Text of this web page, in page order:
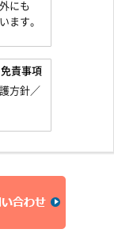
にも
ます。
免責事項
方針／